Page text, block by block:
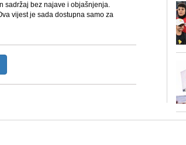
sadržaj bez najave i objašnjenja.
vijest je sada dostupna samo za